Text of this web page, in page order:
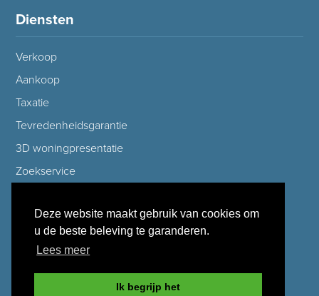
Deze website maakt gebruik van cookies om
u de beste beleving te garanderen.
Lees meer
Ik begrijp het
Diensten
Verkoop
Aankoop
Taxatie
Tevredenheidsgarantie
3D woningpresentatie
Zoekservice
Checklist bezichtiging